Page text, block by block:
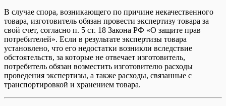
В случае спора, возникающего по причине некачественного
товара, изготовитель обязан провести экспертизу товара за
свой счет, согласно п. 5 ст. 18 Закона РФ «О защите прав
потребителей». Если в результате экспертизы товара
установлено, что его недостатки возникли вследствие
обстоятельств, за которые не отвечает изготовитель,
потребитель обязан возместить изготовителю расходы
проведения экспертизы, а также расходы, связанные с
транспортировкой и хранением товара.